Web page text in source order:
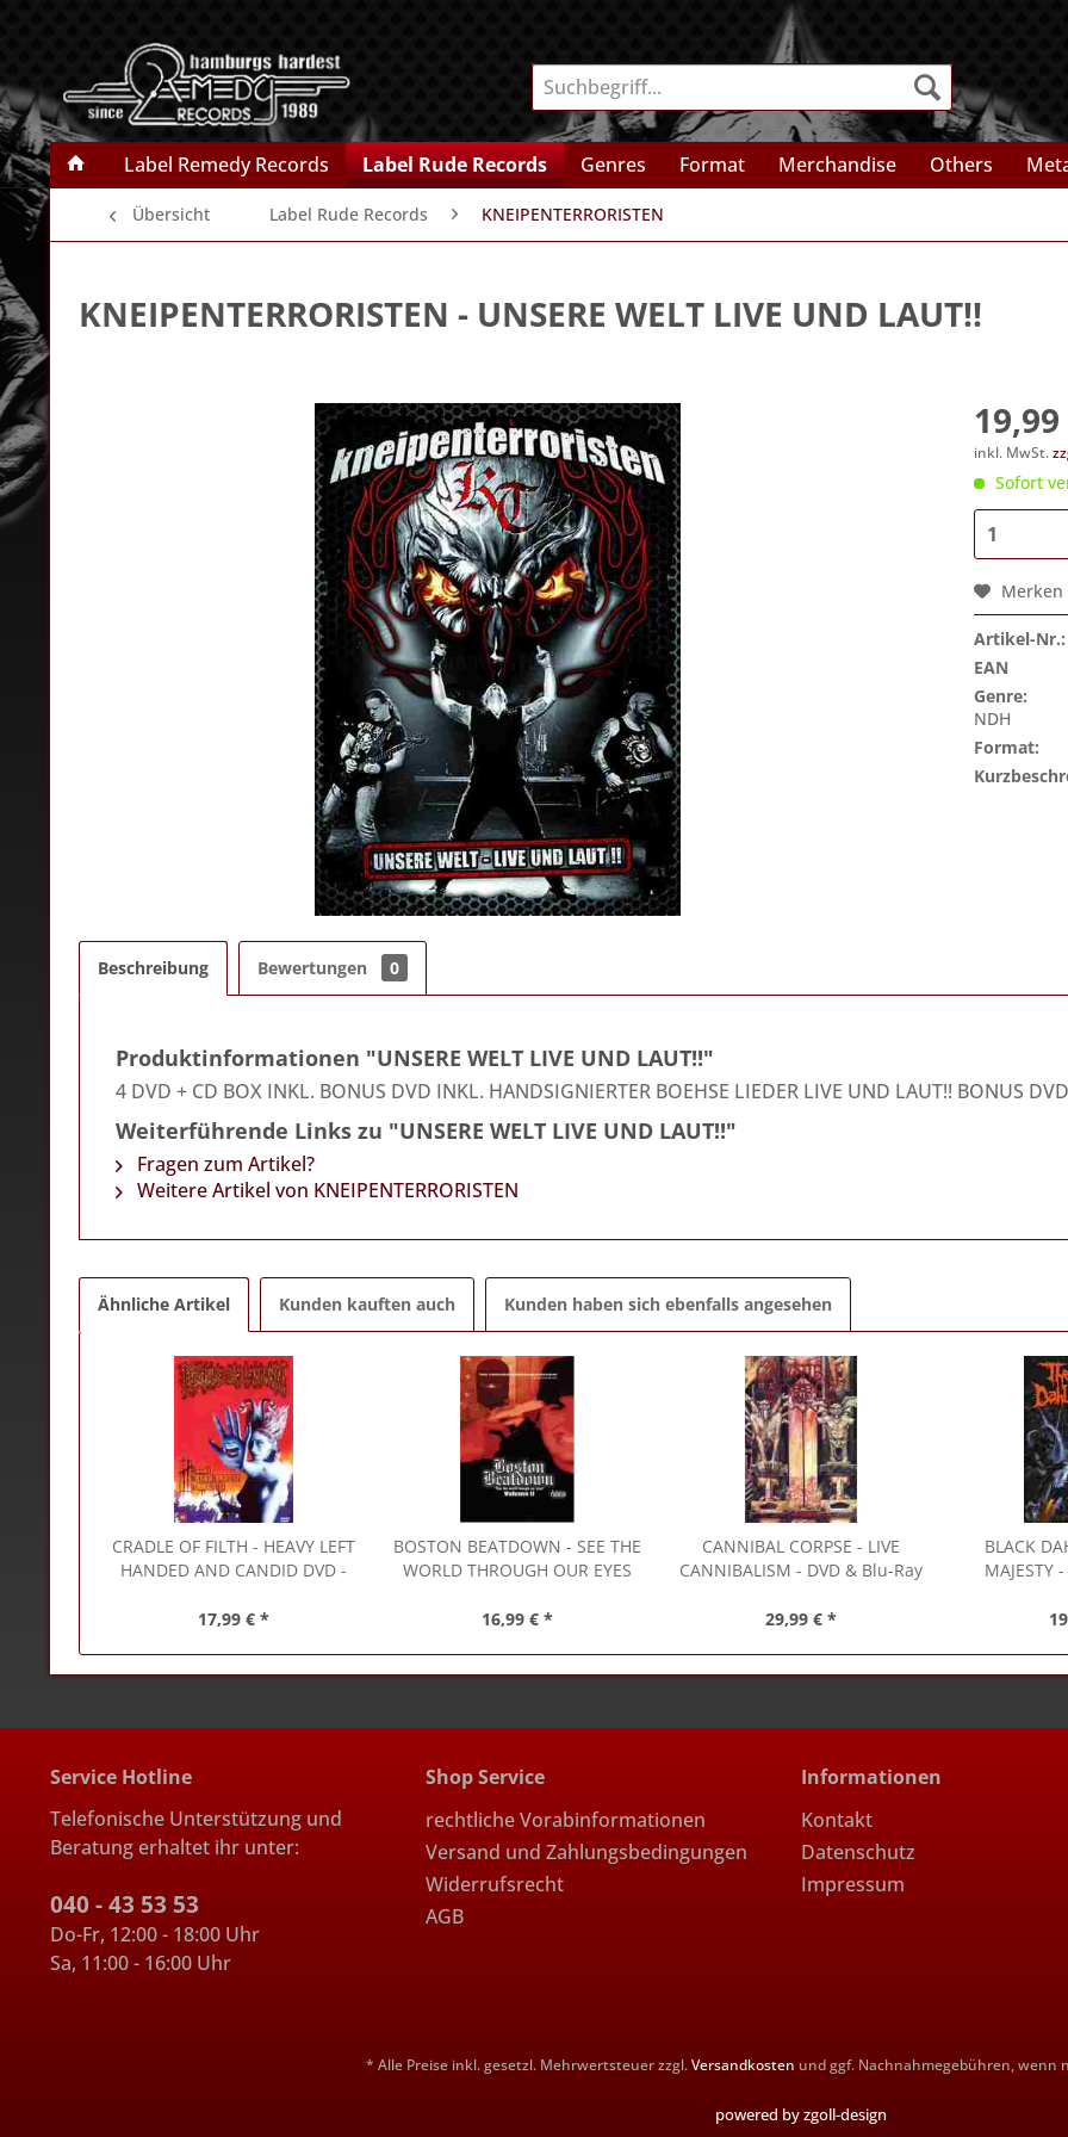
Label Remedy Records Label Rude Records Genres Format Merchandise Others
Übersicht Label Rude Records KNEIPENTERRORISTEN
KNEIPENTERRORISTEN - UNSERE WELT LIVE UND LAUT!!
inkl. MwSt.
Sofort
Merken
Artikel-Nr.:
EAN
Genre:
NDH
Format:
Beschreibung Bewertungen 0
Produktinformationen "UNSERE WELT LIVE UND LAUT!!"
4 DVD + CD BOX INKL. BONUS DVD INKL. HANDSIGNIERTER BOEHSE LIEDER LIVE UND LAUT!! BONUS DVD
Weiterführende Links zu "UNSERE WELT LIVE UND LAUT!!"
Fragen zum Artikel?
Weitere Artikel von KNEIPENTERRORISTEN
Ähnliche Artikel Kunden kauften auch Kunden haben sich ebenfalls angesehen
CRADLE OF FILTH - HEAVY LEFT
HANDED AND CANDID DVD -
17,99 € *
BOSTON BEATDOWN - SEE THE
WORLD THROUGH OUR EYES
16,99 € *
CANNIBAL CORPSE - LIVE
CANNIBALISM - DVD & Blu-Ray
29,99 € *
BLACK
MAJESTY
Service Hotline
Telefonische Unterstützung und
Beratung erhaltet ihr unter:
040 - 43 53 53
Do-Fr, 12:00 - 18:00 Uhr
Sa, 11:00 - 16:00 Uhr
Shop Service
rechtliche Vorabinformationen
Versand und Zahlungsbedingungen
Widerrufsrecht
AGB
Informationen
Kontakt
Datenschutz
Impressum
* Alle Preise inkl. gesetzl. Mehrwertsteuer zzgl.Versandkosten und ggf. Nachnahmegebühren, wenn
powered by zgoll-design